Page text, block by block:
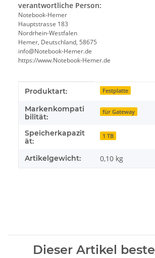
verantwortliche Person:
Notebook-Hemer
Hauptstrasse 183
Nordrhein-Westfalen
Hemer, Deutschland, 58675
info@Notebook-Hemer.de
https://www.Notebook-Hemer.de
Produkteigenschaft
Wert
Produktart: Festplatte
Markenkompati
bilität:
für Gateway
Speicherkapazit
ät:
1 TB
Artikelgewicht: 0,10 kg
Dieser Artikel